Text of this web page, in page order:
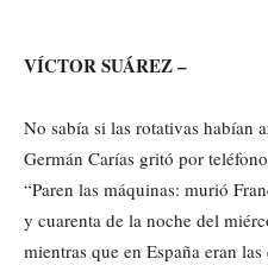
VÍCTOR SUÁREZ –
No sabía si las rotativas habían
Germán Carías gritó por
“Paren las máquinas: murió
y cuarenta de la noche del
mientras que en España eran